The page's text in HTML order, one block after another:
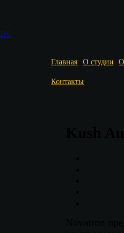
Главная О студии
Контакты